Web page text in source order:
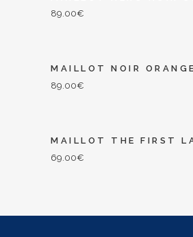
89.00€
MAILLOT NOIR ORANGE
89.00€
MAILLOT THE FIRST
69.00€